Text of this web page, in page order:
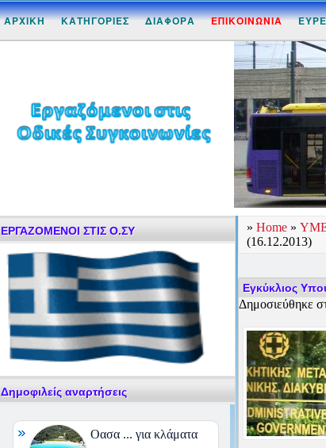
ΑΡΧΙΚΗ ΚΑΤΗΓΟΡΙΕΣ ΔΙΑΦΟΡΑ ΕΠΙΚΟΙΝΩΝΙΑ
» Home »
(16.12.2013)
Εγκύκλιος
Δημοσιεύθηκε
ΕΡΓΑΖΟΜΕΝΟΙ ΣΤΙΣ Ο.ΣΥ
Δημοφιλείς αναρτήσεις
Οασα ... για κλάματα